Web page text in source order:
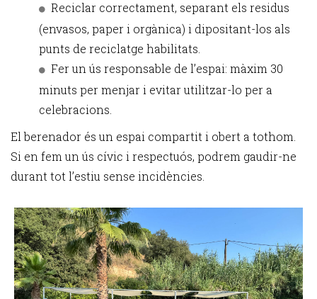
Reciclar correctament, separant els residus
(envasos, paper i orgànica) i dipositant-los als
punts de reciclatge habilitats.
Fer un ús responsable de l’espai: màxim 30
minuts per menjar i evitar utilitzar-lo per a
celebracions.
El berenador és un espai compartit i obert a tothom.
Si en fem un ús cívic i respectuós, podrem gaudir-ne
durant tot l’estiu sense incidències.